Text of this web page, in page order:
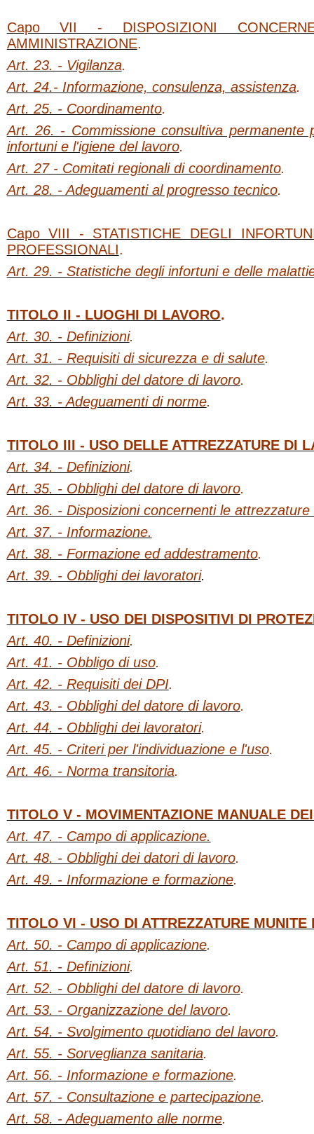
Capo VII - DISPOSIZIONI
AMMINISTRAZIONE.
Art. 23. - Vigilanza.
Art. 24.- Informazione, consulenza, assistenza.
Art. 25. - Coordinamento.
Art. 26. - Commissione consultiva permanente
infortuni e l'igiene del lavoro.
Art. 27 - Comitati regionali di coordinamento.
Art. 28. - Adeguamenti al progresso tecnico.
Capo VIII - STATISTICHE DEGLI
PROFESSIONALI.
Art. 29. - Statistiche degli infortuni e delle
TITOLO II - LUOGHI DI LAVORO.
Art. 30. - Definizioni.
Art. 31. - Requisiti di sicurezza e di salute.
Art. 32. - Obblighi del datore di lavoro.
Art. 33. - Adeguamenti di norme.
TITOLO III - USO DELLE ATTREZZATURE DI
Art. 34. - Definizioni.
Art. 35. - Obblighi del datore di lavoro.
Art. 36. - Disposizioni concernenti le attrezzature
Art. 37. - Informazione.
Art. 38. - Formazione ed addestramento.
Art. 39. - Obblighi dei lavoratori.
TITOLO IV - USO DEI DISPOSITIVI DI
Art. 40. - Definizioni.
Art. 41. - Obbligo di uso.
Art. 42. - Requisiti dei DPI.
Art. 43. - Obblighi del datore di lavoro.
Art. 44. - Obblighi dei lavoratori.
Art. 45. - Criteri per l'individuazione e l'uso.
Art. 46. - Norma transitoria.
TITOLO V - MOVIMENTAZIONE MANUALE
Art. 47. - Campo di applicazione.
Art. 48. - Obblighi dei datori di lavoro.
Art. 49. - Informazione e formazione.
TITOLO VI - USO DI ATTREZZATURE MUNITE
Art. 50. - Campo di applicazione.
Art. 51. - Definizioni.
Art. 52. - Obblighi del datore di lavoro.
Art. 53. - Organizzazione del lavoro.
Art. 54. - Svolgimento quotidiano del lavoro.
Art. 55. - Sorveglianza sanitaria.
Art. 56. - Informazione e formazione.
Art. 57. - Consultazione e partecipazione.
Art. 58. - Adeguamento alle norme.